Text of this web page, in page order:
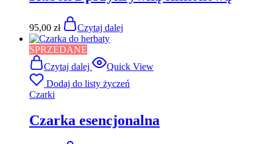
95,00 zł Czytaj dalej
SPRZEDANE
Czytaj dalej
Quick View
Dodaj do listy życzeń
Czarki
Czarka esencjonalna